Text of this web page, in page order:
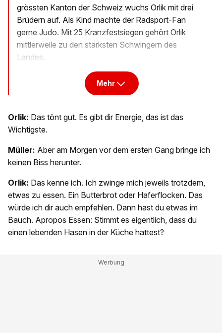
grössten Kanton der Schweiz wuchs Orlik mit drei
Brüdern auf. Als Kind machte der Radsport-Fan
gerne Judo. Mit 25 Kranzfestsiegen gehört Orlik
mittlerweile zu den stärksten Schwingern des
Landes.
Mehr
Orlik: Das tönt gut. Es gibt dir Energie, das ist das
Wichtigste.
Müller: Aber am Morgen vor dem ersten Gang bringe ich
keinen Biss herunter.
Orlik: Das kenne ich. Ich zwinge mich jeweils trotzdem,
etwas zu essen. Ein Butterbrot oder Haferflocken. Das
würde ich dir auch empfehlen. Dann hast du etwas im
Bauch. Apropos Essen: Stimmt es eigentlich, dass du
einen lebenden Hasen in der Küche hattest?